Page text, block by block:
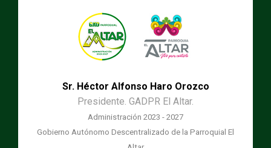
Sr. Héctor Alfonso Haro Orozco
Presidente. GADPR El Altar.
Administración 2023 - 2027
Gobierno Autónomo Descentralizado de la Parroquial El